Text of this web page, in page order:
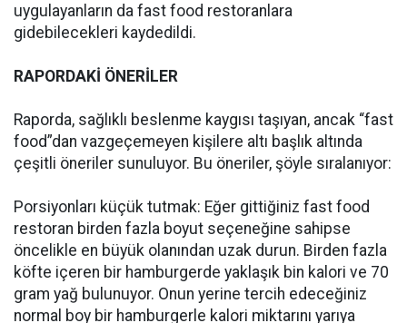
uygulayanların da fast food restoranlara
gidebilecekleri kaydedildi.
RAPORDAKİ ÖNERİLER
Raporda, sağlıklı beslenme kaygısı taşıyan, ancak “fast
food”dan vazgeçemeyen kişilere altı başlık altında
çeşitli öneriler sunuluyor. Bu öneriler, şöyle sıralanıyor:
Porsiyonları küçük tutmak: Eğer gittiğiniz fast food
restoran birden fazla boyut seçeneğine sahipse
öncelikle en büyük olanından uzak durun. Birden fazla
köfte içeren bir hamburgerde yaklaşık bin kalori ve 70
gram yağ bulunuyor. Onun yerine tercih edeceğiniz
normal boy bir hamburgerle kalori miktarını yarıya